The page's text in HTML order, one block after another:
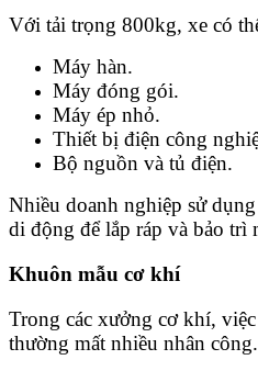
Với tải trọng 800kg, xe có
Máy hàn.
Máy đóng gói.
Máy ép nhỏ.
Thiết bị điện công
Bộ nguồn và tủ điện.
Nhiều doanh nghiệp sử
di động để lắp ráp và bảo trì
Khuôn mẫu cơ khí
Trong các xưởng cơ khí,
thường mất nhiều nhân công.